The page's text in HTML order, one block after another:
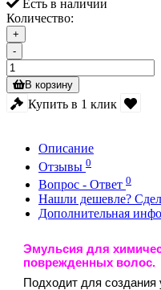
Есть в наличии
Количество:
+
-
В корзину
Купить в 1 клик
Описание
Отзывы 0
Вопрос - Ответ 0
Нашли дешевле?
Дополнительная
Эмульсия для
поврежденных волос.
Подходит для